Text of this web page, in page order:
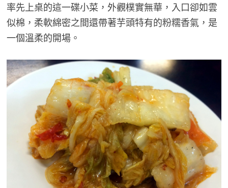
率先上桌的這一碟小菜，外觀樸實無華，入口卻如雲
似棉，柔軟綿密之間還帶著芋頭特有的粉糯香氣，是
一個溫柔的開場。